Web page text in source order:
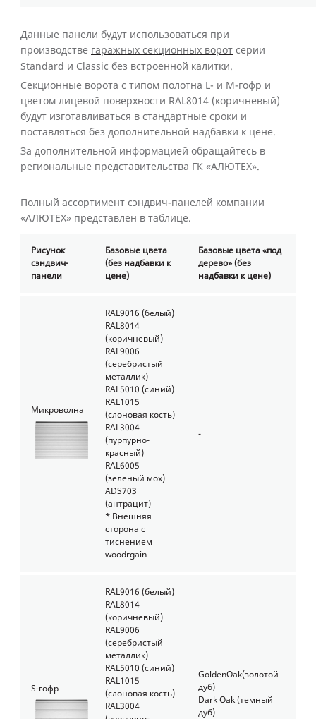
Данные панели будут использоваться при
производстве гаражных секционных воротсерии
Standard и Classic без встроенной калитки.
Секционные ворота с типом полотна L- и М-гофр и
цветом лицевой поверхности RAL8014 (коричневый)
будут изготавливаться в стандартные сроки и
поставляться без дополнительной надбавки к цене.
За дополнительной информацией обращайтесь в
региональные представительства ГК «АЛЮТЕХ».
Полный ассортимент сэндвич-панелей компании
«АЛЮТЕХ» представлен в таблице.
Рисунок
сэндвич-
панели
Базовые цвета
(без надбавки к
цене)
Базовые цвета «под
дерево» (без
надбавки к цене)
Микроволна
RAL9016 (белый)
RAL8014
(коричневый)
RAL9006
(серебристый
металлик)
RAL5010 (синий)
RAL1015
(слоновая кость)
RAL3004
(пурпурно-
красный)
RAL6005
(зеленый мох)
ADS703
(антрацит)
* Внешняя
сторона с
тиснением
woodrgain
-
S-гофр
RAL9016 (белый)
RAL8014
(коричневый)
RAL9006
(серебристый
металлик)
RAL5010 (синий)
RAL1015
(слоновая кость)
RAL3004
GoldenOak(золотой
дуб)
Dark Oak (темный
дуб)